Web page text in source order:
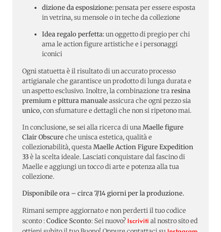
dizione da esposizione:pensata per essere esposta
in vetrina, su mensole o in teche da collezione
Idea regalo perfetta:un oggetto di pregio per chi
ama le action figure artistiche e i personaggi
iconici
Ogni statuetta è il risultato di un accurato processo
artigianale che garantisce un prodotto di lunga durata e
un aspetto esclusivo. Inoltre, la combinazione traresina
premiumepittura manualeassicura che ogni pezzo sia
unico, con sfumature e dettagli che non si ripetono mai.
In conclusione, se sei alla ricerca di unaMaelle figure
Clair Obscureche unisca estetica, qualità e
collezionabilità, questaMaelle Action Figure Expedition
33è la scelta ideale. Lasciati conquistare dal fascino di
Maelle e aggiungi un tocco di arte e potenza alla tua
collezione.
Disponibile ora – circa 7/14 giorni per la produzione.
Rimani sempre aggiornato e non perderti il tuo codice
sconto :Codice Sconto: Sei nuovo? Iscriviti al nostro sito ed